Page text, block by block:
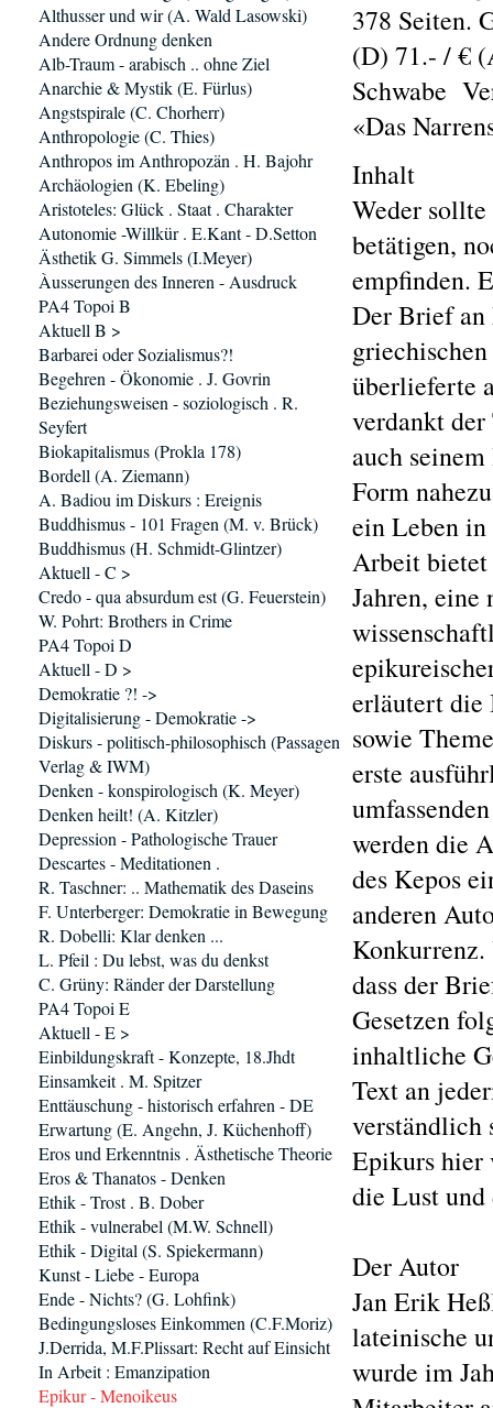
378 Seiten.
(D) 71.- / €
Schwabe
«Das
Inhalt
Weder
betätigen,
empfinden.
Der Brief an
überlieferte
verdankt
auch
Form
ein Leben
Arbeit bietet
Jahren, eine
erläutert die
sowie
erste
werden die
des Kepos
anderen
dass der
Gesetzen
inhaltliche
Text an
verständlich
Epikurs hier
die Lust und
Der Autor
Jan Erik
lateinische
wurde im
Althusser und wir (A. Wald Lasowski)
Andere Ordnung denken
Alb-Traum - arabisch .. ohne Ziel
Anarchie & Mystik (E. Fürlus)
Angstspirale (C. Chorherr)
Anthropologie (C. Thies)
Anthropos im Anthropozän . H. Bajohr
Archäologien (K. Ebeling)
Aristoteles: Glück . Staat . Charakter
Autonomie -Willkür . E.Kant - D.Setton
Ästhetik G. Simmels (I.Meyer)
Àusserungen des Inneren - Ausdruck
PA4 Topoi B
Aktuell B >
Barbarei oder Sozialismus?!
Begehren - Ökonomie . J. Govrin
Beziehungsweisen - soziologisch . R.
Seyfert
Biokapitalismus (Prokla 178)
Bordell (A. Ziemann)
A. Badiou im Diskurs : Ereignis
Buddhismus - 101 Fragen (M. v. Brück)
Buddhismus (H. Schmidt-Glintzer)
Aktuell - C >
Credo - qua absurdum est (G. Feuerstein)
W. Pohrt: Brothers in Crime
PA4 Topoi D
Aktuell - D >
Demokratie ?! ->
Digitalisierung - Demokratie ->
Diskurs - politisch-philosophisch (Passagen
Verlag & IWM)
Denken - konspirologisch (K. Meyer)
Denken heilt! (A. Kitzler)
Depression - Pathologische Trauer
Descartes - Meditationen .
R. Taschner: .. Mathematik des Daseins
F. Unterberger: Demokratie in Bewegung
R. Dobelli: Klar denken ...
L. Pfeil : Du lebst, was du denkst
C. Grüny: Ränder der Darstellung
PA4 Topoi E
Aktuell - E >
Einbildungskraft - Konzepte, 18.Jhdt
Einsamkeit . M. Spitzer
Enttäuschung - historisch erfahren - DE
Erwartung (E. Angehn, J. Küchenhoff)
Eros und Erkenntnis . Ästhetische Theorie
Eros & Thanatos - Denken
Ethik - Trost . B. Dober
Ethik - vulnerabel (M.W. Schnell)
Ethik - Digital (S. Spiekermann)
Kunst - Liebe - Europa
Ende - Nichts? (G. Lohfink)
Bedingungsloses Einkommen (C.F.Moriz)
J.Derrida, M.F.Plissart: Recht auf Einsicht
In Arbeit : Emanzipation
Epikur - Menoikeus